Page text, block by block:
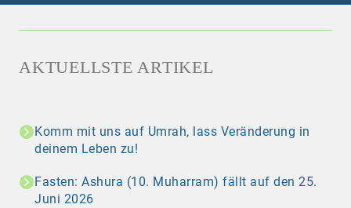
AKTUELLSTE ARTIKEL
Komm mit uns auf Umrah, lass Veränderung in
deinem Leben zu!
Fasten: Ashura (10. Muharram) fällt auf den 25.
Juni 2026